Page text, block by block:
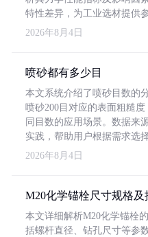
特性差异，为工业选材提供参
2026年8月4日
喷砂都有多少目
本文系统介绍了喷砂目数的
喷砂200目对应的表面粗糙
同目数的应用场景。数据来
实践，帮助用户根据需求选
2026年8月4日
M20化学锚栓尺寸规格
本文详细解析M20化学锚栓
括螺杆直径、钻孔尺寸等参